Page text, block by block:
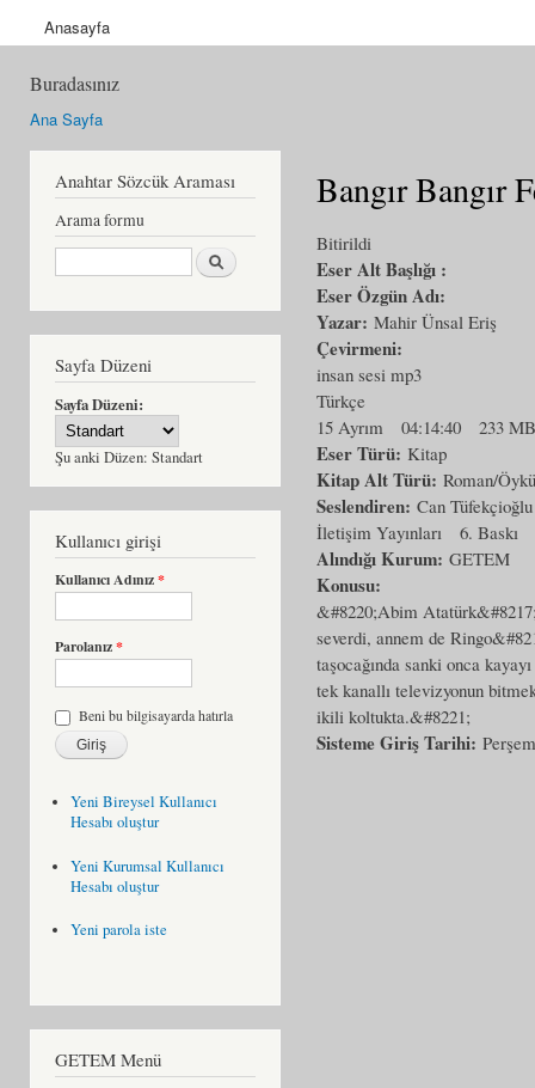
Anasayfa
Buradasınız
Ana Sayfa
Anahtar Sözcük Araması
Arama formu
Ara
Sayfa Düzeni
Sayfa Düzeni:
Şu anki Düzen: Standart
Kullanıcı girişi
Kullanıcı Adınız*
Parolanız*
Beni bu bilgisayarda hatırla
Yeni Bireysel Kullanıcı
Hesabı oluştur
Yeni Kurumsal Kullanıcı
Hesabı oluştur
Yeni parola iste
GETEM Menü
Bangır Bangır
Bitirildi
Eser Alt Başlığı :
Eser Özgün Adı:
Yazar: Mahir Ünsal Eriş
Çevirmeni:
insan sesi mp3
Türkçe
15 Ayrım
04:14:40 233 MB
Eser Türü: Kitap
Kitap Alt Türü: Roman/Öykü
Seslendiren: Can Tüfekçioğlu
İletişim Yayınları
6. Baskı
Alındığı Kurum: GETEM
Konusu:
&#8220;Abim
severdi, annem de
taşocağında sanki onca
tek kanallı televizyonun
ikili koltukta.&#8221;
Sisteme Giriş Tarihi: